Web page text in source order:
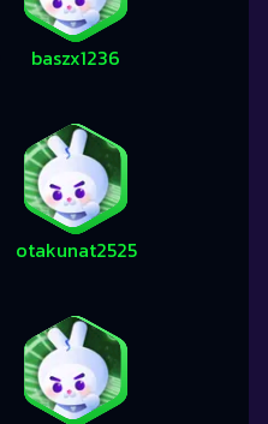
baszx1236
otakunat2525